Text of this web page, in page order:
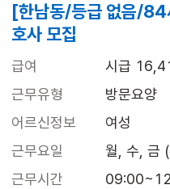
[한남동/등급 없음/84
호사 모집
급여
시급
근무유형
방문요양
어르신정보
여성
근무요일
월, 수, 금
근무시간